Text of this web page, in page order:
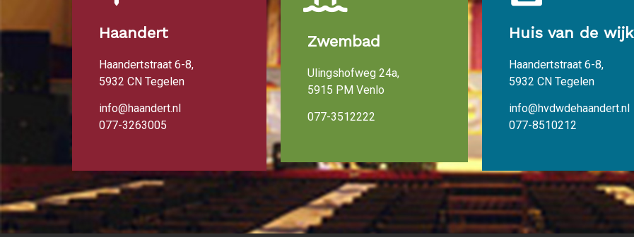
Haandert
Haandertstraat 6-8,
5932 CN Tegelen
info@haandert.nl
077-3263005
Zwembad
Ulingshofweg 24a,
5915 PM Venlo
077-3512222
Huis van de wijk
Haandertstraat 6-8,
5932 CN Tegelen
info@hvdwdehaandert.nl
077-8510212